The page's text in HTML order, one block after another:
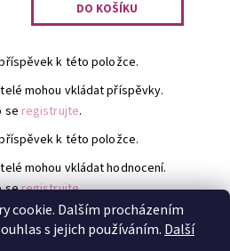
k této položce.
mohou vkládat příspěvky.
se registrujte.
k této položce.
mohou vkládat hodnocení.
seregistrujte.
cookie. Dalším procházením
s jejich používáním. Další